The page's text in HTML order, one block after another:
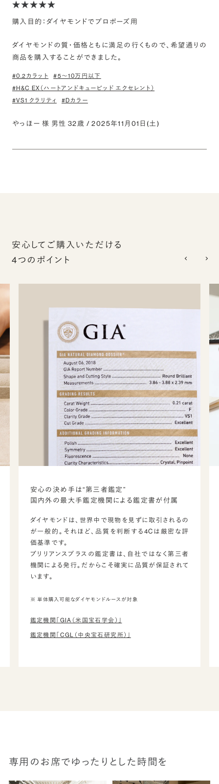
購入目的：ダイヤモンドでプロポーズ用
ダイヤモンドの質・価格ともに満足の行くもので、希望通りの
商品を購入することができました。
#0.2カラット
#5〜10万円以下
#H&C EX（ハートアンドキューピッド エクセレント）
#VS1 クラリティ
#Dカラー
やっほー 様 男性 32歳 / 2025年11月01日(土)
安心してご購入いただける
4つのポイント
安心の決め手は“第三者鑑定”
国内外の最大手鑑定機関による鑑定書が付属
ダイヤモンドは、世界中で現物を見ずに取引されるの
が一般的。それほど、品質を判断する4Cは厳密な評
価基準です。
ブリリアンスプラスの鑑定書は、自社ではなく第三者
機関による発行。だからこそ確実に品質が保証されて
います。
※ 単体購入可能なダイヤモンドルースが対象
鑑定機関「GIA（米国宝石学会）」
鑑定機関「CGL（中央宝石研究所）」
専用のお席でゆったりとした時間を